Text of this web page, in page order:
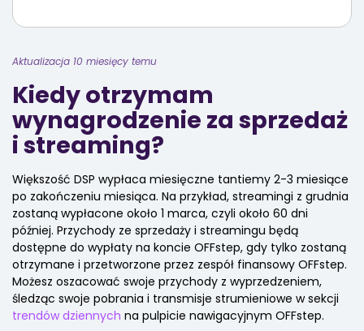
Aktualizacja 10 miesięcy temu
Kiedy otrzymam
wynagrodzenie za sprzedaż
i streaming?
Większość DSP wypłaca miesięczne tantiemy 2-3 miesiące
po zakończeniu miesiąca. Na przykład, streamingi z grudnia
zostaną wypłacone około 1 marca, czyli około 60 dni
później. Przychody ze sprzedaży i streamingu będą
dostępne do wypłaty na koncie OFFstep, gdy tylko zostaną
otrzymane i przetworzone przez zespół finansowy OFFstep.
Możesz oszacować swoje przychody z wyprzedzeniem,
śledząc swoje pobrania i transmisje strumieniowe w sekcji
trendów dziennych na pulpicie nawigacyjnym OFFstep.